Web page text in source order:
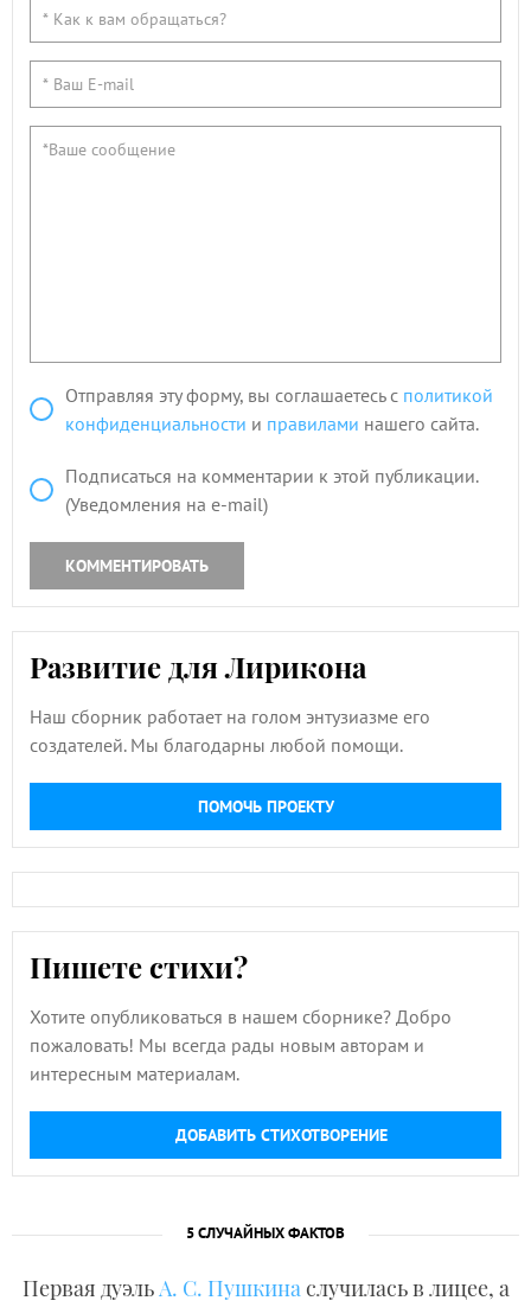
Отправляя эту форму, вы соглашаетесь с политикой
конфиденциальности и правилами нашего сайта.
Подписаться на комментарии к этой публикации.
(Уведомления на e-mail)
КОММЕНТИРОВАТЬ
Развитие для Лирикона
Наш сборник работает на голом энтузиазме его
создателей. Мы благодарны любой помощи.
ПОМОЧЬ ПРОЕКТУ
Пишете стихи?
Хотите опубликоваться в нашем сборнике? Добро
пожаловать! Мы всегда рады новым авторам и
интересным материалам.
ДОБАВИТЬ СТИХОТВОРЕНИЕ
5 СЛУЧАЙНЫХ ФАКТОВ
Первая дуэльА. С. Пушкинаслучилась в лицее, а